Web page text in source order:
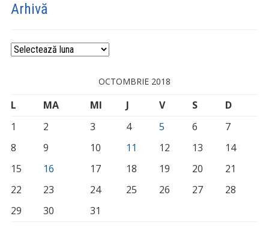
Arhivă
Arhivă
OCTOMBRIE 2018
L MA MI J V S
D
1
2 3 4 5 6
7
8
9 10 11 12 13
14
15
16 17 18 19 20
21
22
23 24 25 26 27
28
29
30 31